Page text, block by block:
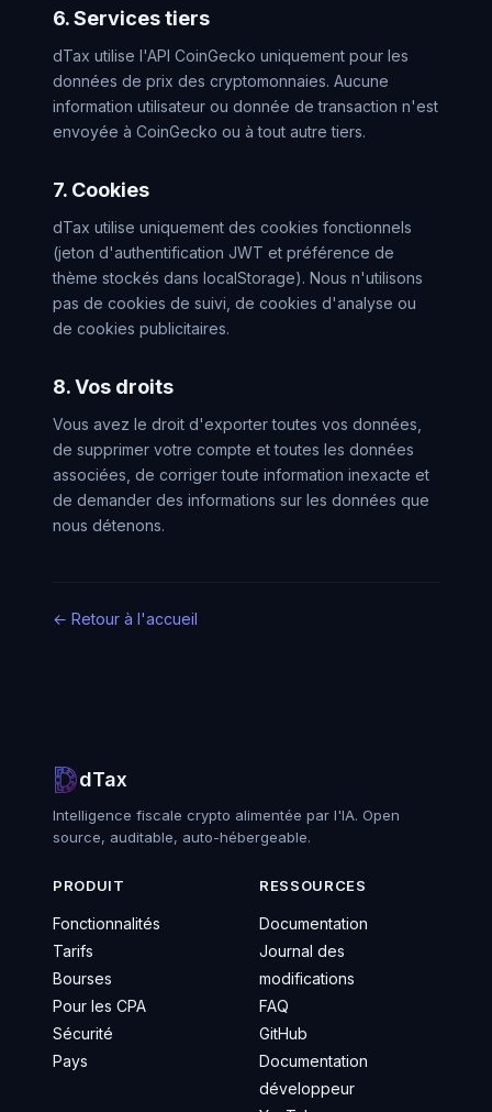
6. Services tiers
dTax utilise l'API CoinGecko uniquement pour les
données de prix des cryptomonnaies. Aucune
information utilisateur ou donnée de transaction n'est
envoyée à CoinGecko ou à tout autre tiers.
7. Cookies
dTax utilise uniquement des cookies fonctionnels
(jeton d'authentification JWT et préférence de
thème stockés dans localStorage). Nous n'utilisons
pas de cookies de suivi, de cookies d'analyse ou
de cookies publicitaires.
8. Vos droits
Vous avez le droit d'exporter toutes vos données,
de supprimer votre compte et toutes les données
associées, de corriger toute information inexacte et
de demander des informations sur les données que
nous détenons.
← Retour à l'accueil
dTax
Intelligence fiscale crypto alimentée par l'IA. Open
source, auditable, auto-hébergeable.
PRODUIT
Fonctionnalités
Tarifs
Bourses
Pour les CPA
Sécurité
Pays
RESSOURCES
Documentation
Journal des
modifications
FAQ
GitHub
Documentation
développeur